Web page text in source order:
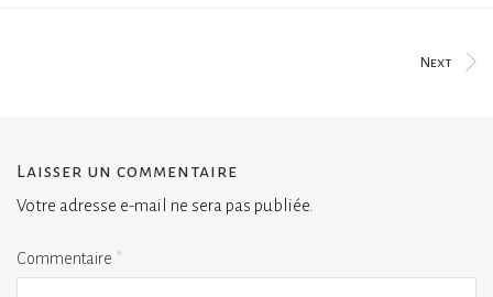
Next
Laisser un commentaire
Votre adresse e-mail ne sera pas publiée.
Commentaire *